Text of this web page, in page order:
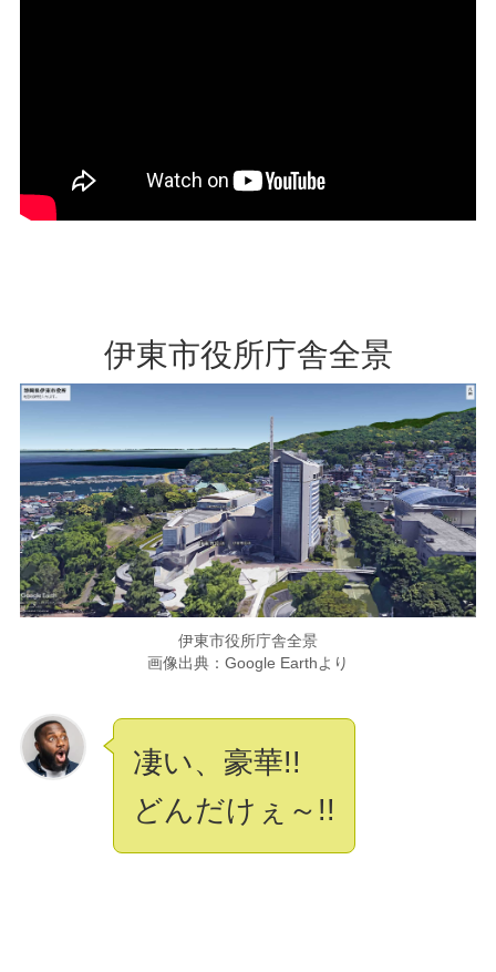
伊東市役所庁舎全景
伊東市役所庁舎全景
画像出典：Google Earthより
凄い、豪華!!
どんだけぇ～!!